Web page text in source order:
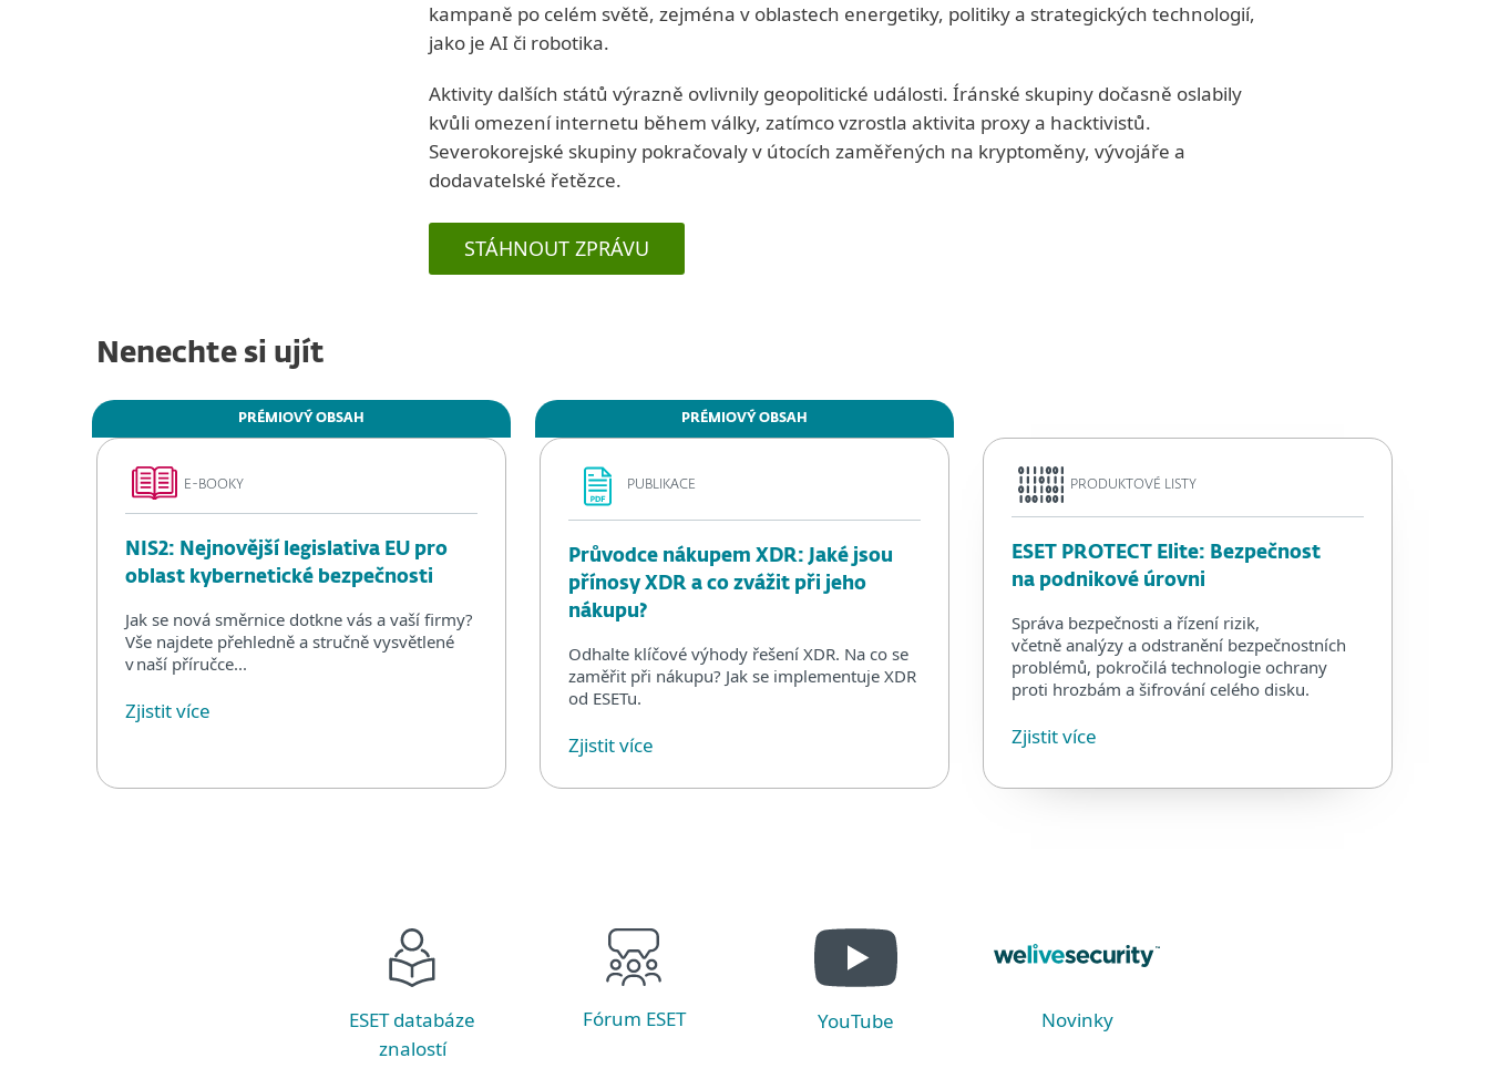
kampaně po celém světě, zejména v oblastech energetiky, politiky a strategických technologií,
jako je AI či robotika.
Aktivity dalších států výrazně ovlivnily geopolitické události. Íránské skupiny dočasně oslabily
kvůli omezení internetu během války, zatímco vzrostla aktivita proxy a hacktivistů.
Severokorejské skupiny pokračovaly v útocích zaměřených na kryptoměny, vývojáře a
dodavatelské řetězce.
STÁHNOUT ZPRÁVU
Nenechte si ujít
PRÉMIOVÝ OBSAH
E-BOOKY
NIS2: Nejnovější legislativa EU pro
oblast kybernetické bezpečnosti
Jak se nová směrnice dotkne vás a vaší firmy?
Vše najdete přehledně a stručně vysvětlené
v naší příručce...
Zjistit více
PRÉMIOVÝ OBSAH
PUBLIKACE
Průvodce nákupem XDR: Jaké jsou
přínosy XDR a co zvážit při jeho
nákupu?
Odhalte klíčové výhody řešení XDR. Na co se
zaměřit při nákupu? Jak se implementuje XDR
od ESETu.
Zjistit více
PRODUKTOVÉ LISTY
ESET PROTECT Elite: Bezpečnost
na podnikové úrovni
Správa bezpečnosti a řízení rizik,
včetně analýzy a odstranění bezpečnostních
problémů, pokročilá technologie ochrany
proti hrozbám a šifrování celého disku.
Zjistit více
ESET databáze
znalostí
Fórum ESET YouTube Novinky